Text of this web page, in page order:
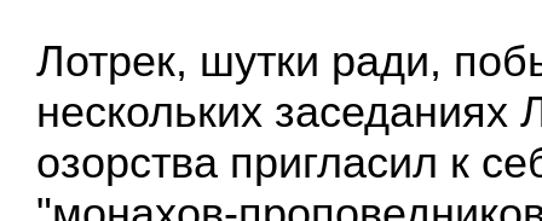
Лотрек, шутки ради,
нескольких заседаниях
озорства пригласил к